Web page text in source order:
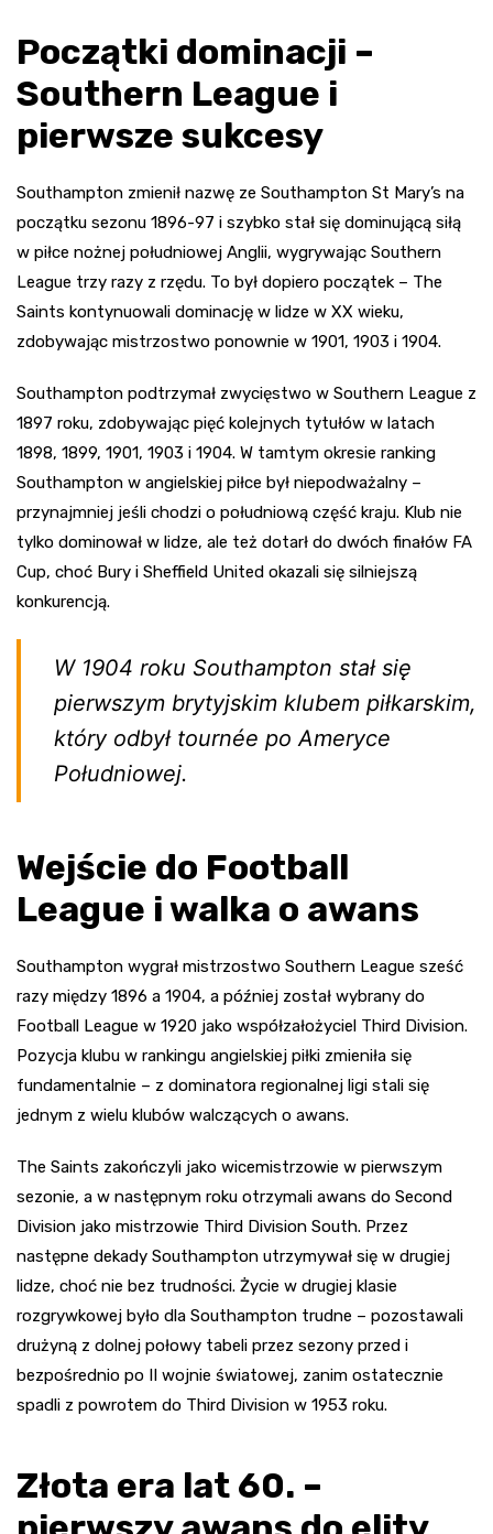
Początki dominacji –
Southern League i
pierwsze sukcesy
Southampton zmienił nazwę ze Southampton St Mary’s na
początku sezonu 1896-97 i szybko stał się dominującą siłą
w piłce nożnej południowej Anglii, wygrywając Southern
League trzy razy z rzędu. To był dopiero początek – The
Saints kontynuowali dominację w lidze w XX wieku,
zdobywając mistrzostwo ponownie w 1901, 1903 i 1904.
Southampton podtrzymał zwycięstwo w Southern League z
1897 roku, zdobywając pięć kolejnych tytułów w latach
1898, 1899, 1901, 1903 i 1904. W tamtym okresie ranking
Southampton w angielskiej piłce był niepodważalny –
przynajmniej jeśli chodzi o południową część kraju. Klub nie
tylko dominował w lidze, ale też dotarł do dwóch finałów FA
Cup, choć Bury i Sheffield United okazali się silniejszą
konkurencją.
W 1904 roku Southampton stał się
pierwszym brytyjskim klubem piłkarskim,
który odbył tournée po Ameryce
Południowej.
Wejście do Football
League i walka o awans
Southampton wygrał mistrzostwo Southern League sześć
razy między 1896 a 1904, a później został wybrany do
Football League w 1920 jako współzałożyciel Third Division.
Pozycja klubu w rankingu angielskiej piłki zmieniła się
fundamentalnie – z dominatora regionalnej ligi stali się
jednym z wielu klubów walczących o awans.
The Saints zakończyli jako wicemistrzowie w pierwszym
sezonie, a w następnym roku otrzymali awans do Second
Division jako mistrzowie Third Division South. Przez
następne dekady Southampton utrzymywał się w drugiej
lidze, choć nie bez trudności. Życie w drugiej klasie
rozgrywkowej było dla Southampton trudne – pozostawali
drużyną z dolnej połowy tabeli przez sezony przed i
bezpośrednio po II wojnie światowej, zanim ostatecznie
spadli z powrotem do Third Division w 1953 roku.
Złota era lat 60. –